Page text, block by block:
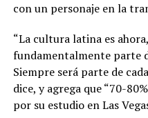
con un personaje en la
“La cultura latina es
fundamentalmente parte
Siempre será parte de
dice, y agrega que “70-
por su estudio en Las